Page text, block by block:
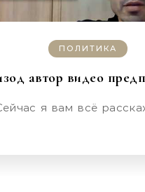
ПОЛИТИКА
автор видео